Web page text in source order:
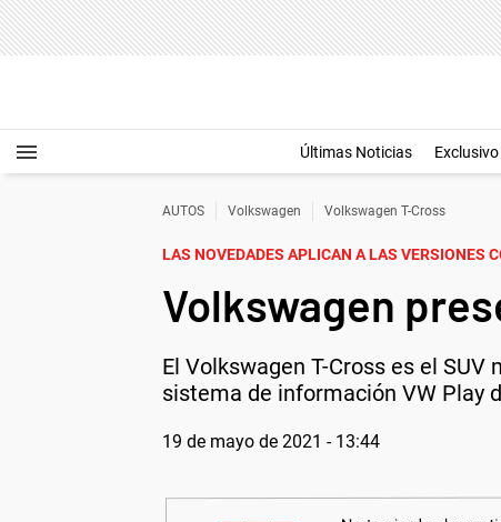
Últimas Noticias
AUTOS Volkswagen Volkswagen T-Cross
LAS NOVEDADES APLICAN A LAS VERSIONES
Volkswagen
El Volkswagen T-Cross es el
sistema de información VW Play
19 de mayo de 2021 - 13:44